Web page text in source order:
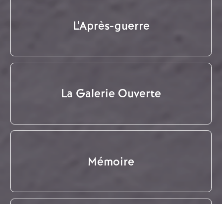
L'Après-guerre
La Galerie Ouverte
Mémoire